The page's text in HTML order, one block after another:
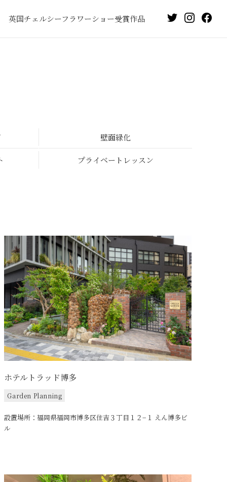
英国チェルシーフラワーショー受賞作品
壁面緑化
プライベートレッスン
ホテルトラッド博多
Garden Planning
設置場所：福岡県福岡市博多区住吉３丁目１２−１ えん博多ビ
ル